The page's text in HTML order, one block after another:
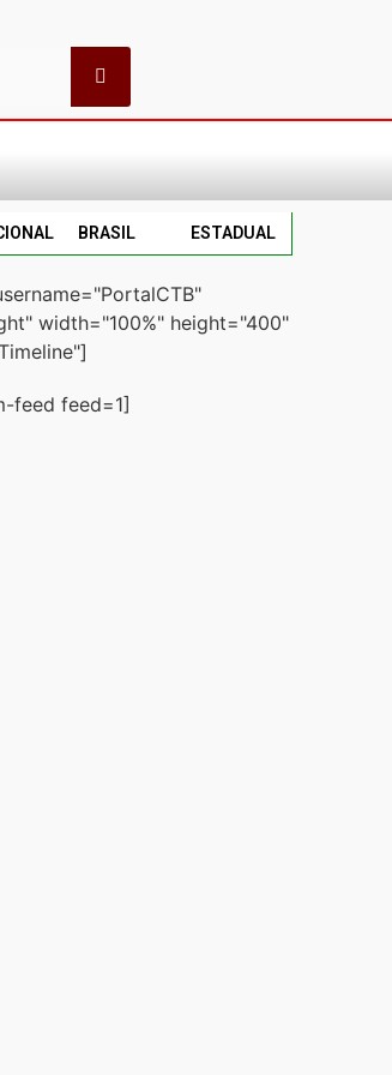
BRASIL ESTADUAL
width="100%" height="400"
feed feed=1]